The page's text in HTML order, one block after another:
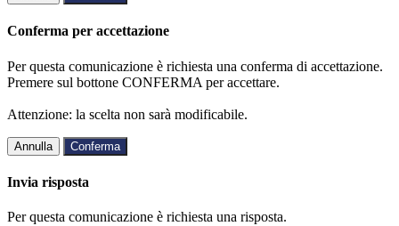
Conferma per accettazione
Per questa comunicazione è richiesta una conferma di accettazione.
Premere sul bottone CONFERMA per accettare.
Attenzione: la scelta non sarà modificabile.
Annulla Conferma
Invia risposta
Per questa comunicazione è richiesta una risposta.